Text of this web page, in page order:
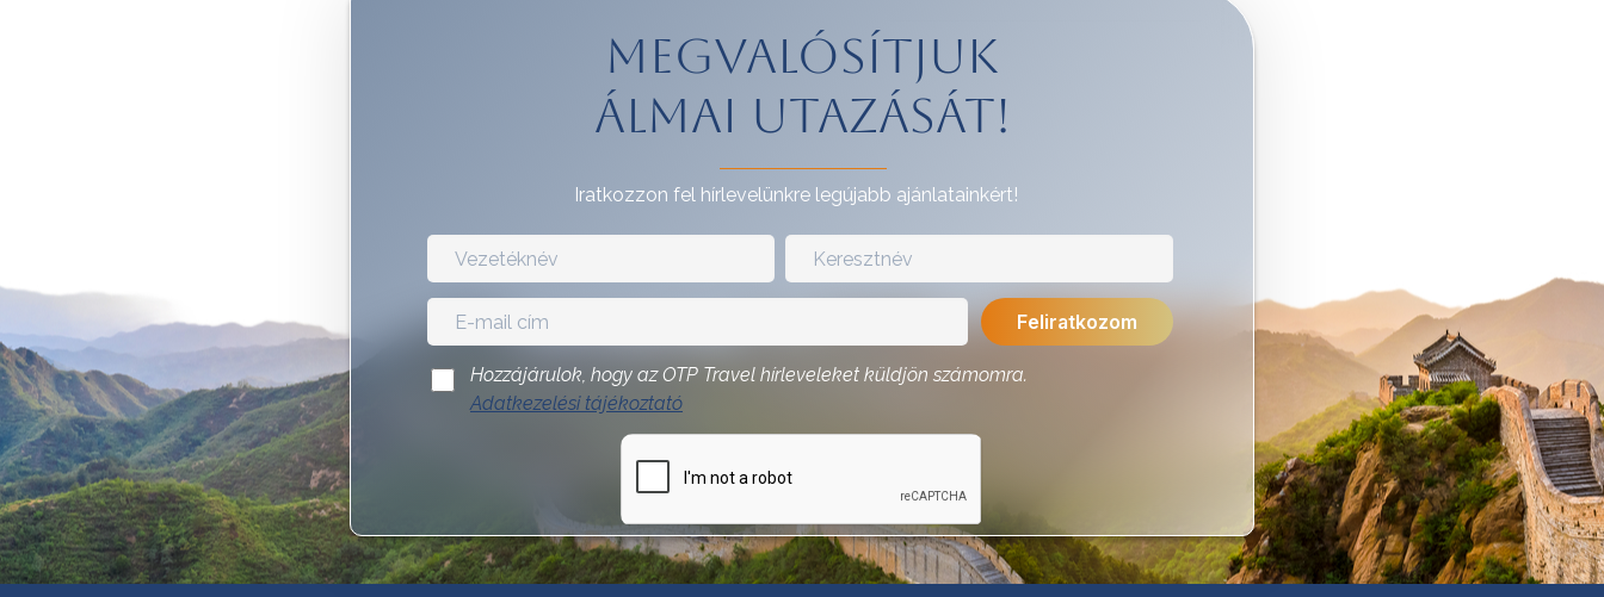
Megvalósítjuk
álmai utazását!
Iratkozzon fel hírlevelünkre legújabb ajánlatainkért!
Hozzájárulok, hogy az OTP Travel hírleveleket küldjön számomra.
Adatkezelési tájékoztató